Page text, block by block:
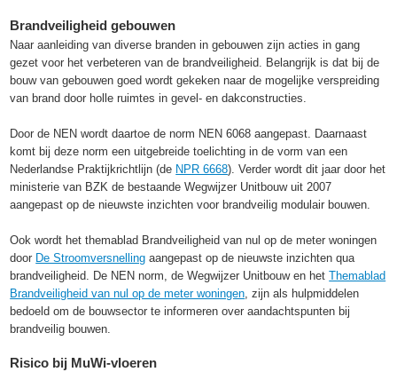
Brandveiligheid gebouwen
Naar aanleiding van diverse branden in gebouwen zijn acties in gang
gezet voor het verbeteren van de brandveiligheid. Belangrijk is dat bij de
bouw van gebouwen goed wordt gekeken naar de mogelijke verspreiding
van brand door holle ruimtes in gevel- en dakconstructies.
Door de NEN wordt daartoe de norm NEN 6068 aangepast. Daarnaast
komt bij deze norm een uitgebreide toelichting in de vorm van een
Nederlandse Praktijkrichtlijn (de NPR 6668). Verder wordt dit jaar door het
ministerie van BZK de bestaande Wegwijzer Unitbouw uit 2007
aangepast op de nieuwste inzichten voor brandveilig modulair bouwen.
Ook wordt het themablad Brandveiligheid van nul op de meter woningen
door De Stroomversnelling aangepast op de nieuwste inzichten qua
brandveiligheid. De NEN norm, de Wegwijzer Unitbouw en hetThemablad
Brandveiligheid van nul op de meter woningen, zijn als hulpmiddelen
bedoeld om de bouwsector te informeren over aandachtspunten bij
brandveilig bouwen.
Risico bij MuWi-vloeren